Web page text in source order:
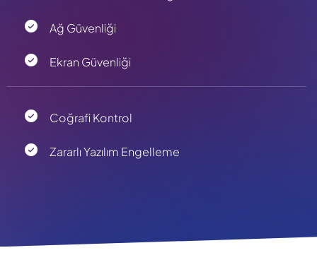
Ağ Güvenliği
Ekran Güvenliği
Coğrafi Kontrol
Zararlı Yazılım Engelleme